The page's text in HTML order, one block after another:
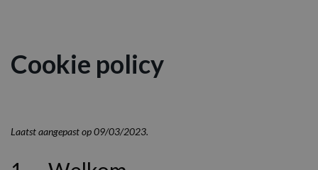
Cookie policy
Laatst aangepast op 09/03/2023.